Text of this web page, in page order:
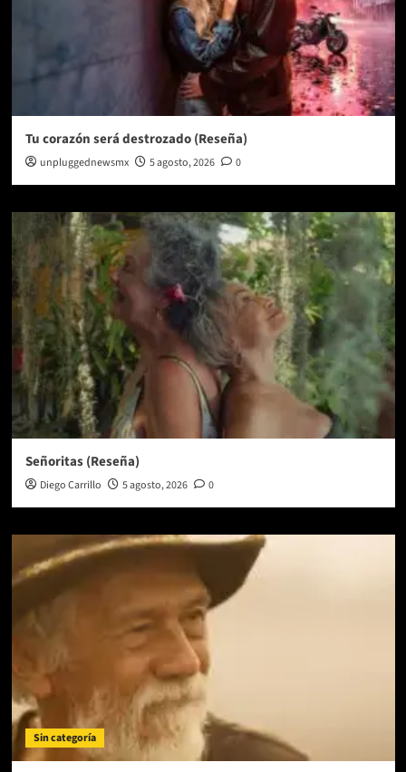
Tu corazón será destrozado (Reseña)
unpluggednewsmx 5 agosto, 2026 0
Señoritas (Reseña)
Diego Carrillo 5 agosto, 2026 0
Sin categoría